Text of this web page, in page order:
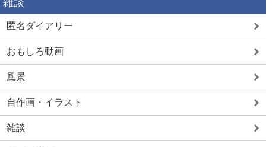
匿名ダイアリー
おもしろ動画
風景
自作画・イラスト
雑談